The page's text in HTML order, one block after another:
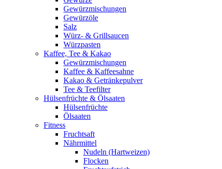
Gewürzmischungen
Gewürzöle
Salz
Würz- & Grillsaucen
Würzpasten
Kaffee, Tee & Kakao
Gewürzmischungen
Kaffee & Kaffeesahne
Kakao & Getränkepulver
Tee & Teefilter
Hülsenfrüchte & Ölsaaten
Hülsenfrüchte
Ölsaaten
Fitness
Fruchtsaft
Nährmittel
Nudeln (Hartweizen)
Flocken